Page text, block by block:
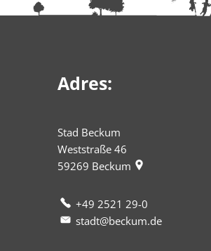
Adres:
Stad Beckum
Weststraße 46
59269 Beckum
+49 2521 29-0
stadt@beckum.de